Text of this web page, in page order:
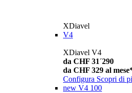
XDiavel
V4
XDiavel V4
da CHF 31´290
da CHF 329 al
Configura Scopri di
new V4 100